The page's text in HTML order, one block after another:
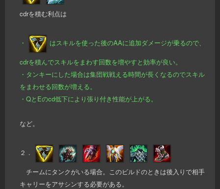
cdrを積む利点は
・ はスキルを使った後のAAに追加ダメージが乗るので、
cdrを積んでスキルをまわす回数を増やすと効率が良い。
・タンキーにした場合は集団戦戦える時間が長くなるのでスキル
をまわせる回数が増える。
・QとEのcd低下により張り付き性能が上がる。
など。
２．
チームにタンクがいる場合。このビルドのときは後入りで相手
キャリーをアサシンする必要がある。